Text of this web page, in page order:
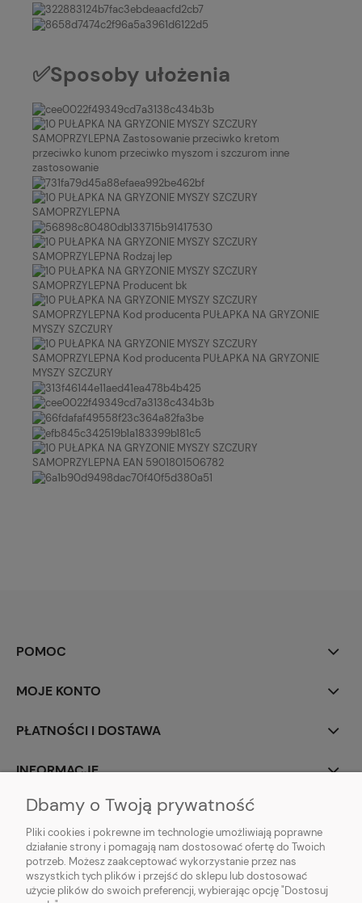
✅Sposoby ułożenia
POMOC
MOJE KONTO
PŁATNOŚCI I DOSTAWA
INFORMACJE
O NAS
ZLARO| ul. Fiołkowa 9, 31-457 Kraków, woj. małopolskie | E-mail:
Dbamy o Twoją prywatność
Pliki cookies i pokrewne im technologie umożliwiają poprawne
działanie strony i pomagają nam dostosować ofertę do Twoich
potrzeb. Możesz zaakceptować wykorzystanie przez nas
wszystkich tych plików i przejść do sklepu lub dostosować
użycie plików do swoich preferencji, wybierając opcję "Dostosuj